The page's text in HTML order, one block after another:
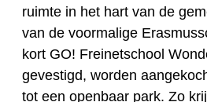
ruimte in het hart van de
van de voormalige
kort GO! Freinetschool
gevestigd, worden
tot een openbaar park. Zo